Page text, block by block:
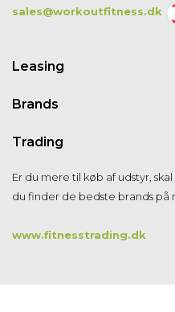
sales@workoutfitness.dk
Leasing
Brands
Trading
Er du mere til køb af udstyr,
du finder de bedste brands på
www.fitnesstrading.dk